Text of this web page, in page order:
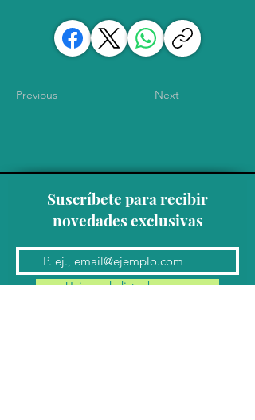
Previous Next
Suscríbete para recibir
novedades exclusivas
Unirse a la lista de correo